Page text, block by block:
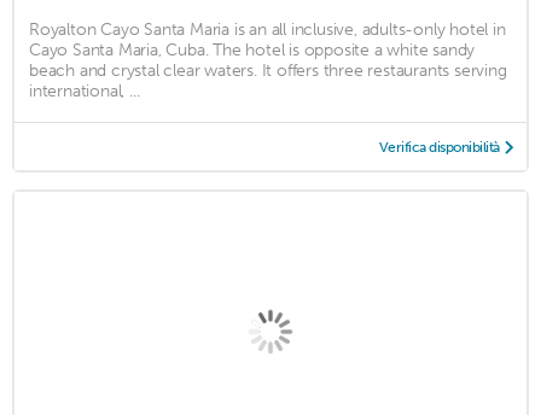
Royalton Cayo Santa Maria is an all inclusive, adults-only hotel in
Cayo Santa Maria, Cuba. The hotel is opposite a white sandy
beach and crystal clear waters. It offers three restaurants serving
international, ...
Verifica disponibilità